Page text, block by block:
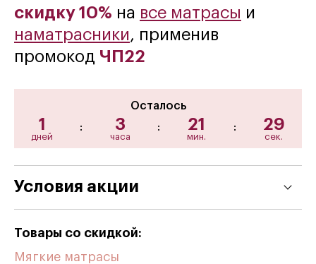
скидку 10% на все матрасы и
наматрасники , применив
промокод ЧП22
Осталось
1
дней
: 3
часа
: 21
мин.
: 27
сек.
Условия акции
Товары со скидкой:
Мягкие матрасы